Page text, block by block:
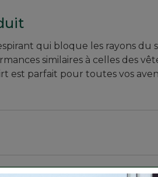
qui bloque les rayons
similaires à celles des
parfait pour toutes vos